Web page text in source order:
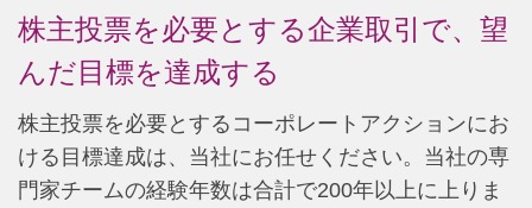
株主投票を必要とする企業取引で、望
んだ目標を達成する
株主投票を必要とするコーポレートアクションにお
ける目標達成は、当社にお任せください。当社の専
門家チームの経験年数は合計で200年以上に上りま